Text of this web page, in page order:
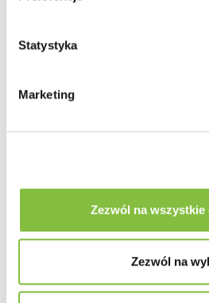
Statystyka
Marketing
Zezwól na wszystkie
Zezwól na